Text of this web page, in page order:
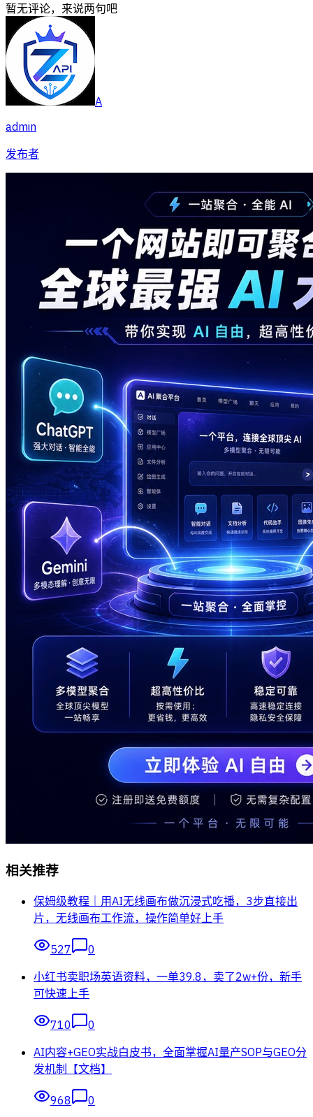
暂无评论，来说两句吧
A
admin
发布者
相关推荐
保姆级教程｜用AI无线画布做沉浸式吃播，3步直接出
片，无线画布工作流，操作简单好上手
527
0
小红书卖职场英语资料，一单39.8，卖了2w+份，新手
可快速上手
710
0
AI内容+GEO实战白皮书，全面掌握AI量产SOP与GEO分
发机制【文档】
968
0